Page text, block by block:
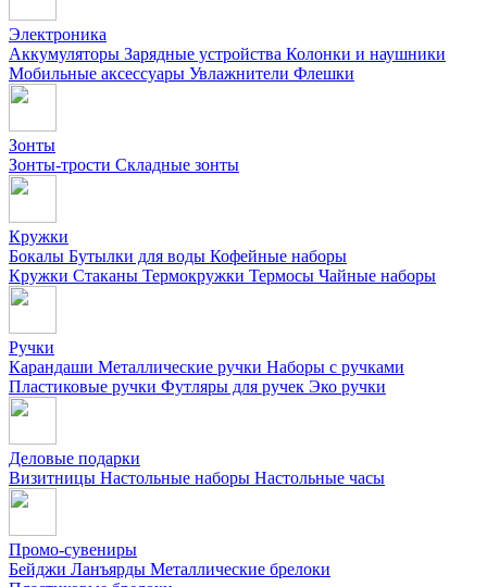
Электроника
Аккумуляторы Зарядные устройства Колонки и наушники
Мобильные аксессуары Увлажнители Флешки
Зонты
Зонты-трости Складные зонты
Кружки
Бокалы Бутылки для воды Кофейные наборы
Кружки Стаканы Термокружки Термосы Чайные наборы
Ручки
Карандаши Металлические ручки Наборы с ручками
Пластиковые ручки Футляры для ручек Эко ручки
Деловые подарки
Визитницы Настольные наборы Настольные часы
Промо-сувениры
Бейджи Ланъярды Металлические брелоки